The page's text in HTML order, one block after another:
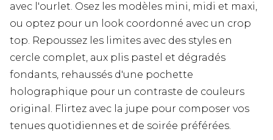
avec l'ourlet. Osez les modèles mini, midi et maxi,
ou optez pour un look coordonné avec un crop
top. Repoussez les limites avec des styles en
cercle complet, aux plis pastel et dégradés
fondants, rehaussés d'une pochette
holographique pour un contraste de couleurs
original. Flirtez avec la jupe pour composer vos
tenues quotidiennes et de soirée préférées.